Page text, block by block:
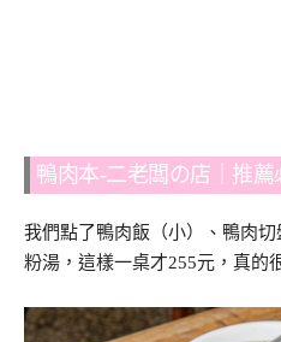
鴨肉本-二老闆の店｜推薦
我們點了鴨肉飯（小）、鴨肉
粉湯，這樣一桌才255元，真的